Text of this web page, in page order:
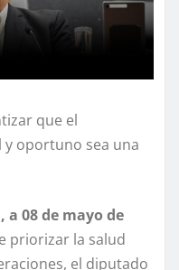
que el
oportuno sea una
a 08 de mayo de
priorizar la salud
el diputado